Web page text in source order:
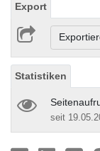
Export
Statistiken
seit